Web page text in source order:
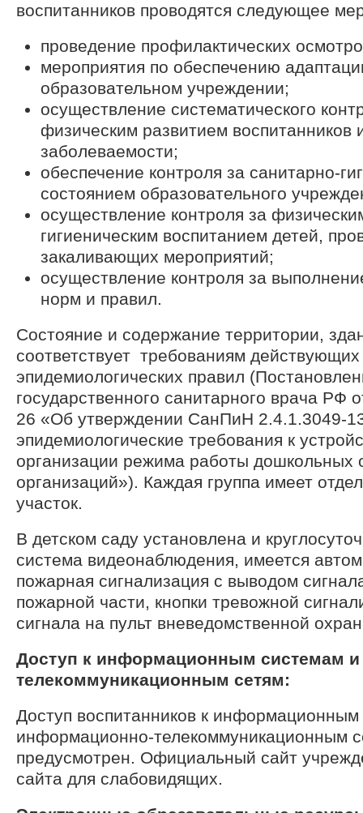
воспитанников проводятся следующее
проведение профилактических
мероприятия по обеспечению
образовательном учреждении;
осуществление систематического
физическим развитием воспитанников
заболеваемости;
обеспечение контроля за санитарно-
состоянием образовательного
осуществление контроля за
гигиеническим воспитанием детей,
закаливающих мероприятий;
осуществление контроля за
норм и правил.
Состояние и содержание территории,
соответствует требованиям
эпидемиологических правил
государственного санитарного врача РФ
26 «Об утверждении СанПиН 2.4.1.3049-
эпидемиологические требования к
организации режима работы дошкольных
организаций»). Каждая группа имеет
участок.
В детском саду установлена и
система видеонаблюдения, имеется
пожарная сигнализация с выводом
пожарной части, кнопки тревожной
сигнала на пульт вневедомственной
Доступ к информационным системам
телекоммуникационным сетям:
Доступ воспитанников к
информационно-телекоммуникационным
предусмотрен. Официальный сайт
сайта для слабовидящих.